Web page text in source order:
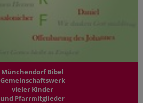
Münchendorf Bibel
Gemeinschaftswerk
vieler Kinder
und Pfarrmitglieder